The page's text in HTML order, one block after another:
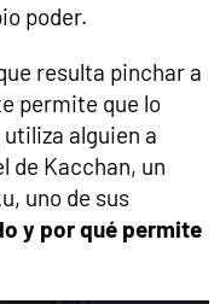
poder.
resulta pinchar a
permite que lo
alguien a
de Kacchan, un
uno de sus
y por qué permite